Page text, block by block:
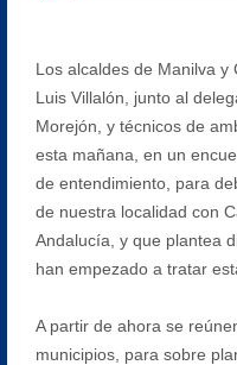
Los alcaldes de Manilva y
Luis Villalón, junto al
Morejón, y técnicos de
esta mañana, en un
de entendimiento, para
de nuestra localidad con
Andalucía, y que plantea
han empezado a tratar
A partir de ahora se
municipios, para sobre